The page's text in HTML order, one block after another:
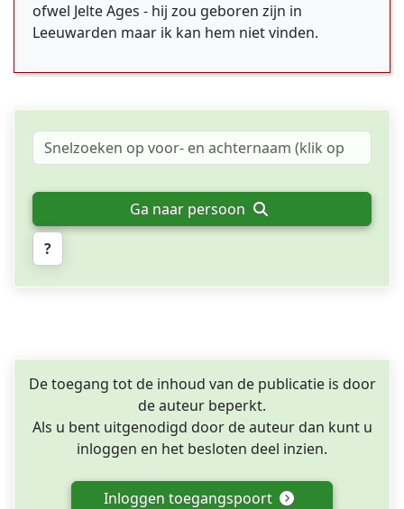
ofwel Jelte Ages - hij zou geboren zijn in
Leeuwarden maar ik kan hem niet vinden.
Ga naar persoon
?
De toegang tot de inhoud van de publicatie is door
de auteur beperkt.
Als u bent uitgenodigd door de auteur dan kunt u
inloggen en het besloten deel inzien.
Inloggen toegangspoort